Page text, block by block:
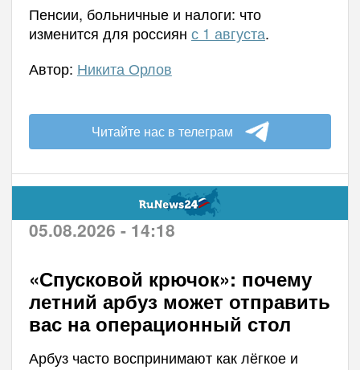
Пенсии, больничные и налоги: что
изменится для россиян с 1 августа.
Автор: Никита Орлов
Читайте нас в телеграм
05.08.2026 - 14:18
«Спусковой крючок»: почему
летний арбуз может отправить
вас на операционный стол
Арбуз часто воспринимают как лёгкое и